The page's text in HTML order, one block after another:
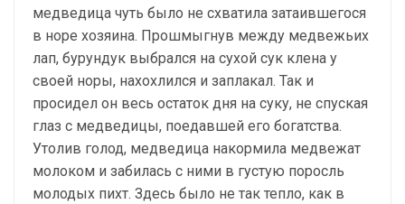
медведица чуть было не схватила затаившегося
в норе хозяина. Прошмыгнув между медвежьих
лап, бурундук выбрался на сухой сук клена у
своей норы, нахохлился и заплакал. Так и
просидел он весь остаток дня на суку, не спуская
глаз с медведицы, поедавшей его богатства.
Утолив голод, медведица накормила медвежат
молоком и забилась с ними в густую поросль
молодых пихт. Здесь было не так тепло, как в